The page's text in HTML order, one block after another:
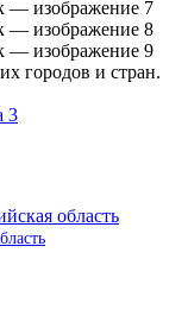
городов и стран.